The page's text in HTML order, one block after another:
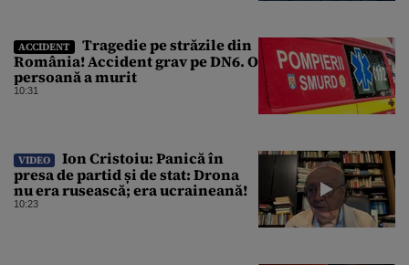
ACCIDENT
Tragedie pe străzile din
România! Accident grav pe DN6. O
persoană a murit
10:31
VIDEO
Ion Cristoiu: Panică în
presa de partid și de stat: Drona
nu era rusească; era ucraineană!
10:23